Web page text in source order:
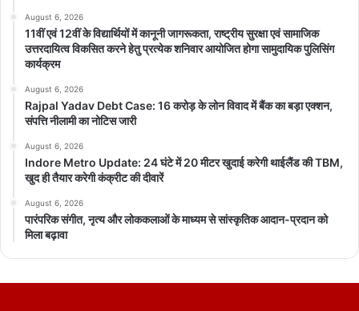
August 6, 2026
11वीं एवं 12वीं के विद्यार्थियों में कानूनी जागरूकता, राष्ट्रीय सुरक्षा एवं सामाजिक
उत्तरदायित्व विकसित करने हेतु प्रत्येक शनिवार आयोजित होगा सामुदायिक पुलिसिंग
कार्यक्रम
August 6, 2026
Rajpal Yadav Debt Case: 16 करोड़ के लोन विवाद में बैंक का बड़ा एक्शन,
संपत्ति नीलामी का नोटिस जारी
August 6, 2026
Indore Metro Update: 24 घंटे में 20 मीटर खुदाई करेगी थाईलैंड की TBM,
खुद ही तैयार करेगी कंक्रीट की दीवारें
August 6, 2026
पारंपरिक संगीत, नृत्य और लोककलाओं के माध्यम से सांस्कृतिक आदान-प्रदान को
मिला बढ़ावा